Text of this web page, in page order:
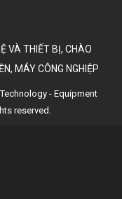
- Equipment
reserved.